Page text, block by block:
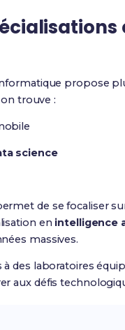
propose
trouve :
science
de se focaliser
en intelligence
massives.
des laboratoires
aux défis